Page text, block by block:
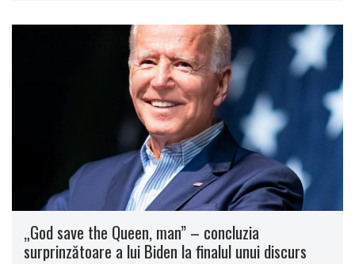
„God save the Queen, man” – concluzia
surprinzătoare a lui Biden la finalul unui discurs